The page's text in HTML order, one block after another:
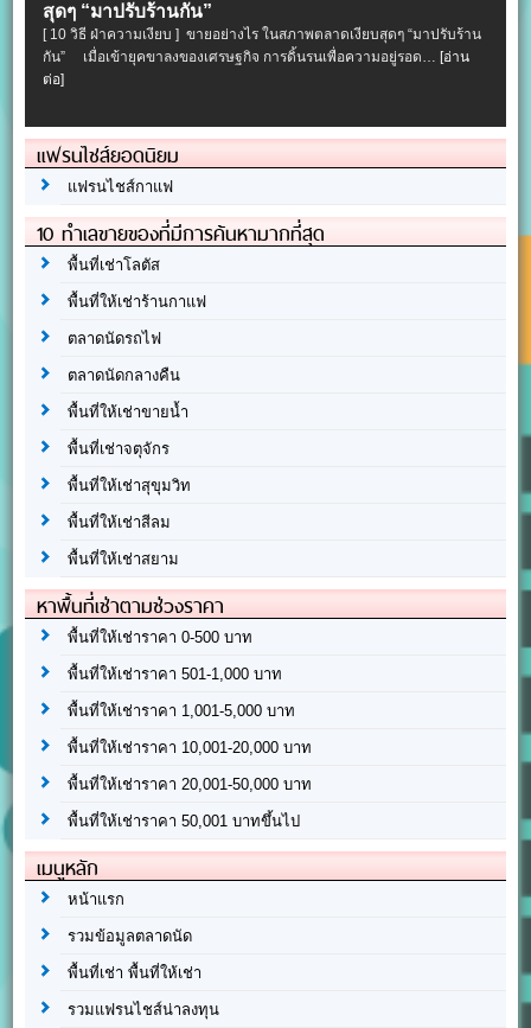
สุดๆ “มาปรับร้านกัน”
[ 10 วิธี ฝ่าความเงียบ ] ขายอย่างไร ในสภาพตลาดเงียบสุดๆ “มาปรับร้าน
กัน” เมื่อเข้ายุคขาลงของเศรษฐกิจ การดิ้นรนเพื่อความอยู่รอด… [อ่าน
ต่อ]
แฟรนไชส์ยอดนิยม
แฟรนไชส์กาแฟ
10 ทำเลขายของที่มีการค้นหามากที่สุด
พื้นที่เช่าโลตัส
พื้นที่ให้เช่าร้านกาแฟ
ตลาดนัดรถไฟ
ตลาดนัดกลางคืน
พื้นที่ให้เช่าขายน้ำ
พื้นที่เช่าจตุจักร
พื้นที่ให้เช่าสุขุมวิท
พื้นที่ให้เช่าสีลม
พื้นที่ให้เช่าสยาม
หาพื้นที่เช่าตามช่วงราคา
พื้นที่ให้เช่าราคา 0-500 บาท
พื้นที่ให้เช่าราคา 501-1,000 บาท
พื้นที่ให้เช่าราคา 1,001-5,000 บาท
พื้นที่ให้เช่าราคา 10,001-20,000 บาท
พื้นที่ให้เช่าราคา 20,001-50,000 บาท
พื้นที่ให้เช่าราคา 50,001 บาทขึ้นไป
เมนูหลัก
หน้าแรก
รวมข้อมูลตลาดนัด
พื้นที่เช่า พื้นที่ให้เช่า
รวมแฟรนไชส์น่าลงทุน